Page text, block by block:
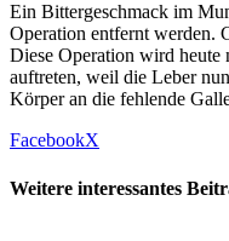
Ein Bittergeschmack im
Operation entfernt werden.
Diese Operation wird heute
auftreten, weil die Leber
Körper an die fehlende
FacebookX
Weitere interessantes